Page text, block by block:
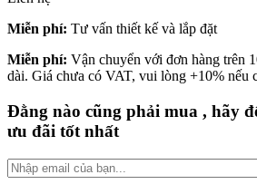
Miễn phí: Tư vấn thiết kế và lắp đặt
Miễn phí: Vận chuyển với đơn hàng trên
dài. Giá chưa có VAT, vui lòng +10% nếu
Đằng nào cũng phải mua , hãy
ưu đãi tốt nhất